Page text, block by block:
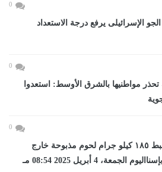
0
الإسرائيلى يرفع درجة الاستعداد
0
تحذر مواطنيها بالشرق الأوسط: استعدوا
0
بيطرى الأقصر.. ضبط ١٨٥ كيلو جرام لحوم مذبوحة خارج
4 أبريل 2025 08:54 مـ